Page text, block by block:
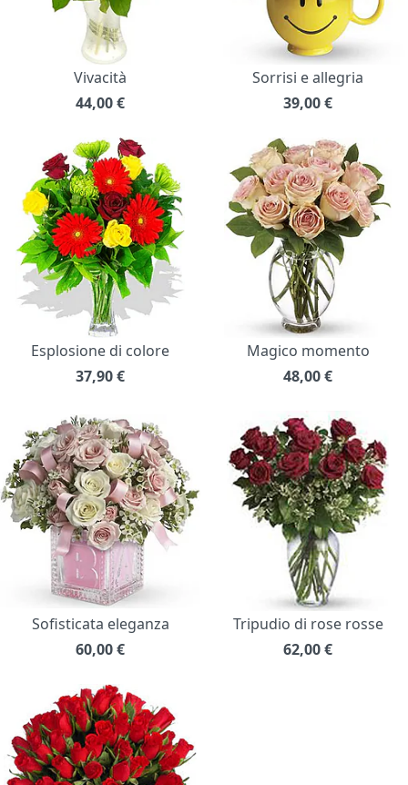
Vivacità
44,00€
Sorrisi e allegria
39,00€
Esplosione di colore
37,90€
Magico momento
48,00€
Sofisticata eleganza
60,00€
Tripudio di rose rosse
62,00€